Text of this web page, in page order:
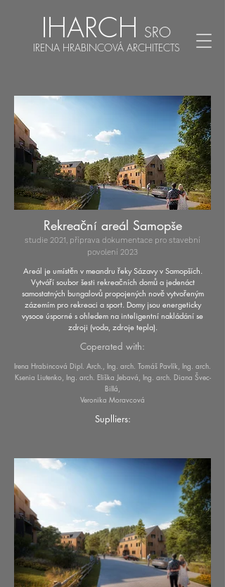
IHARCH SRO
IRENA HRABINCOVÁ ARCHITECTS
Rekreační areál Samopše
studie 2021, příprava dokumentace pro stavební
povolení 2023
Areál je umístěn v meandru řeky Sázavy v Samopších.
Vytváří soubor šesti rekreačních domů a jedenáct
samostatných bungalovů propojených nově vytvořeným
zázemím pro rekreaci a sport. Domy jsou energeticky
vysoce úsporné s ohledem na inteligentní nakládání se
zdroji (voda, zdroje tepla).
Coperated with:
Irena Hrabincová Dipl. Arch., Ing. arch. Tomáš Pavlík, Ing. arch.
Ksenia Liutenko, Ing. arch. Eliška Jebavá, Ing. arch. Diana Švec-
Billá,
Veronika Moravcová
Suplliers: